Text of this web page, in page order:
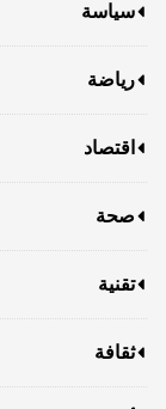
سياسة
رياضة
اقتصاد
صحة
تقنية
ثقافة